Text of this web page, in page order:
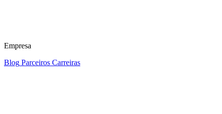
Empresa
Blog Parceiros Carreiras